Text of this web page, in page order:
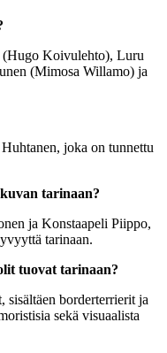
(Hugo Koivulehto), Luru
(Mimosa Willamo) ja
joka on tunnettu
tarinaan?
ja Konstaapeli Piippo,
tarinaan.
tuovat tarinaan?
borderterrierit ja
sekä visuaalista